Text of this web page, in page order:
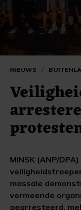
NIEUWS /
MINSK (ANP/
massale
vermeende
gearresteerd,